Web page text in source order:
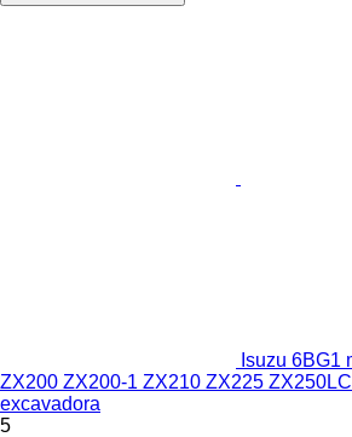
Isuzu 6BG1
ZX200 ZX200-1 ZX210 ZX225
excavadora
5